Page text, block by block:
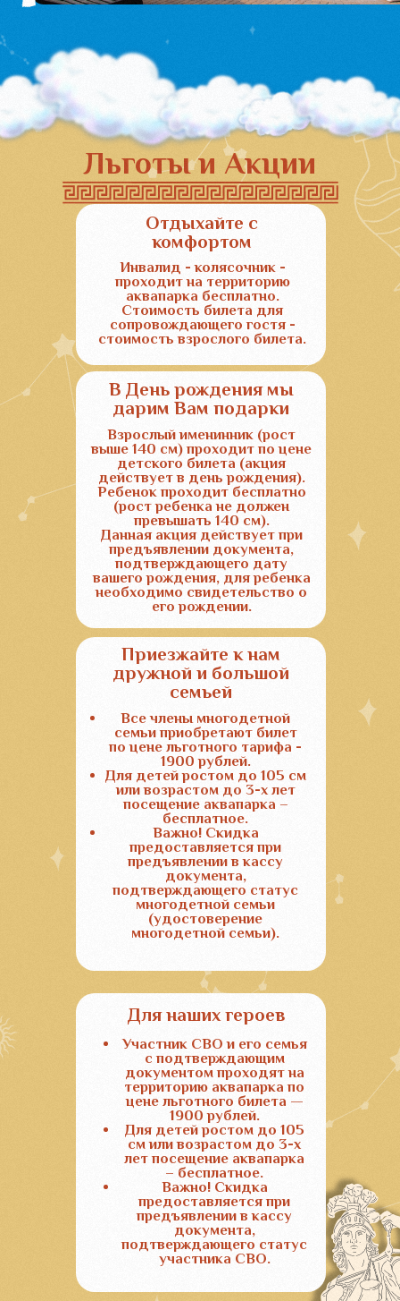
ОТВЕТЫ НА ВОПРОСЫ
Правила посещения
аквапарка Олимпия
353417, Краснодарский край,
Анапский район, п. Витязево,
Мы в Соцсетях:
+7 (929) 833-88-14
8 (861) 337-41-76
Telegram
ВКонтакте